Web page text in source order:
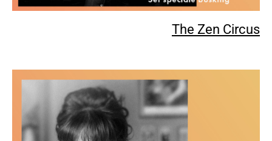
The Zen Circus